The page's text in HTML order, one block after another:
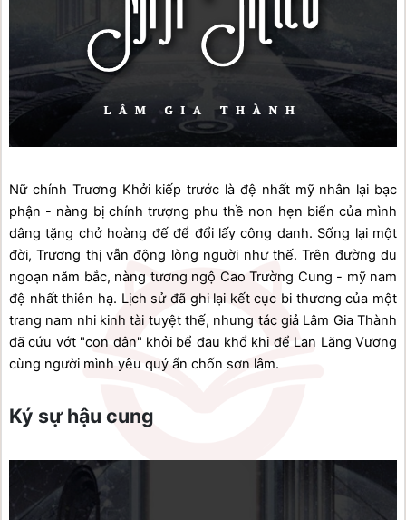
Nữ chính Trương Khởi kiếp trước là đệ nhất mỹ nhân lại bạc
phận - nàng bị chính trượng phu thề non hẹn biển của mình
dâng tặng chở hoàng đế để đổi lấy công danh. Sống lại một
đời, Trương thị vẫn động lòng người như thế. Trên đường du
ngoạn năm bắc, nàng tương ngộ Cao Trường Cung - mỹ nam
đệ nhất thiên hạ. Lịch sử đã ghi lại kết cục bi thương của một
trang nam nhi kinh tài tuyệt thế, nhưng tác giả Lâm Gia Thành
đã cứu vớt "con dân" khỏi bể đau khổ khi để Lan Lăng Vương
cùng người mình yêu quý ẩn chốn sơn lâm.
Ký sự hậu cung